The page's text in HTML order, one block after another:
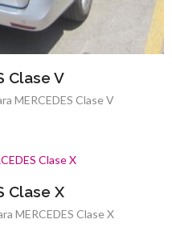
Clase V
MERCEDES Clase V
Clase X
MERCEDES Clase X